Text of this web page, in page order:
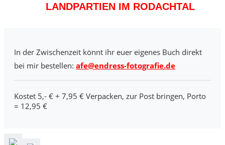
LANDPARTIEN IM RODACHTAL
In der Zwischenzeit könnt ihr euer eigenes Buch direkt
bei mir bestellen: afe@endress-fotografie.de
Kostet 5,- € + 7,95 € Verpacken, zur Post bringen, Porto
= 12,95 €